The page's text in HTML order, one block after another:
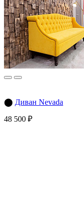
⬤ Диван Nevada
48 500 ₽